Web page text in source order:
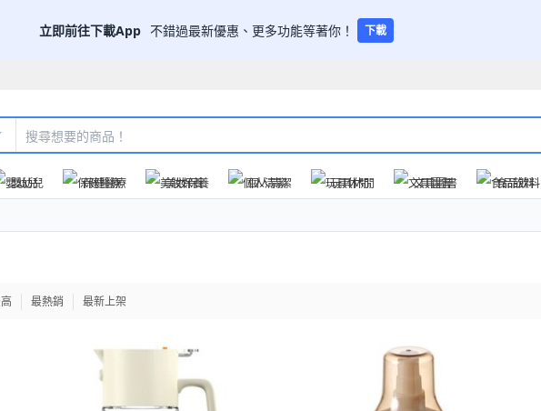
立即前往下載App 不錯過最新優惠、更多功能等著你！ 下載
嬰幼兒 保健醫療 美妝保養 個人清潔 玩具休閒 文具圖書 食品飲料
最熱銷 最新上架